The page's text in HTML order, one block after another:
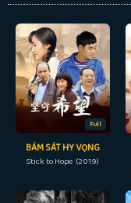
Full
BÁM SÁT HY VỌNG
Stick to Hope (2019)